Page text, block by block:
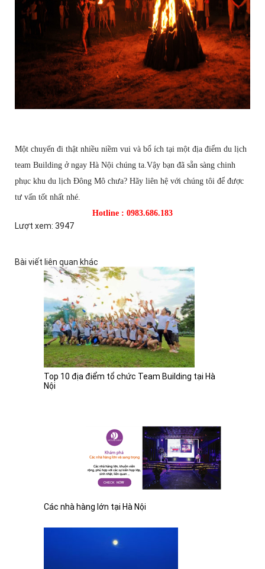
Một chuyến đi thật nhiều niềm vui và bổ ích tại một địa điểm du lịch
team Building ở ngay Hà Nội chúng ta.Vậy bạn đã sẵn sàng chinh
phục khu du lịch Đông Mô chưa? Hãy liên hệ với chúng tôi để được
tư vấn tốt nhất nhé.
Hotline : 0983.686.183
Lượt xem: 3947
Bài viết liên quan khác
Top 10 địa điểm tổ chức Team Building tại Hà
Nội
Các nhà hàng lớn tại Hà Nội